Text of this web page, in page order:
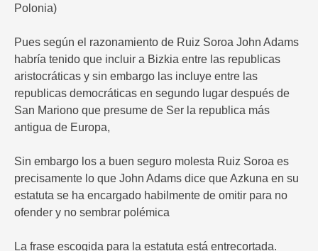
Polonia)
Pues según el razonamiento de Ruiz Soroa John Adams
habría tenido que incluir a Bizkia entre las republicas
aristocráticas y sin embargo las incluye entre las
republicas democráticas en segundo lugar después de
San Mariono que presume de Ser la republica más
antigua de Europa,
Sin embargo los a buen seguro molesta Ruiz Soroa es
precisamente lo que John Adams dice que Azkuna en su
estatuta se ha encargado habilmente de omitir para no
ofender y no sembrar polémica
La frase escogida para la estatuta está entrecortada.